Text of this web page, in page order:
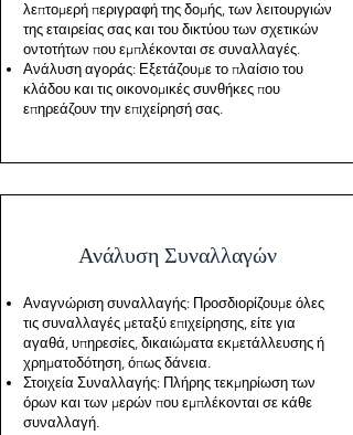
λεπτομερή περιγραφή της δομής, των λειτουργιών
της εταιρείας σας και του δικτύου των σχετικών
οντοτήτων που εμπλέκονται σε συναλλαγές.
Ανάλυση αγοράς: Εξετάζουμε το πλαίσιο του
κλάδου και τις οικονομικές συνθήκες που
επηρεάζουν την επιχείρησή σας.
Ανάλυση Συναλλαγών
Αναγνώριση συναλλαγής: Προσδιορίζουμε όλες
τις συναλλαγές μεταξύ επιχείρησης, είτε για
αγαθά, υπηρεσίες, δικαιώματα εκμετάλλευσης ή
χρηματοδότηση, όπως δάνεια.
Στοιχεία Συναλλαγής: Πλήρης τεκμηρίωση των
όρων και των μερών που εμπλέκονται σε κάθε
συναλλαγή.